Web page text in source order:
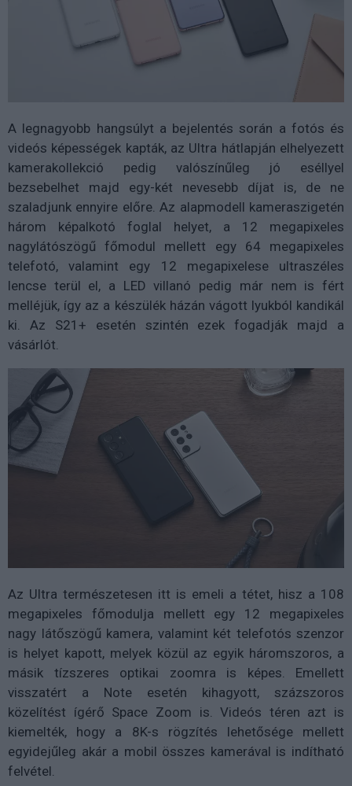
A legnagyobb hangsúlyt a bejelentés során a fotós és
videós képességek kapták, az Ultra hátlapján elhelyezett
kamerakollekció pedig valószínűleg jó eséllyel
bezsebelhet majd egy-két nevesebb díjat is, de ne
szaladjunk ennyire előre. Az alapmodell kameraszigetén
három képalkotó foglal helyet, a 12 megapixeles
nagylátószögű főmodul mellett egy 64 megapixeles
telefotó, valamint egy 12 megapixelese ultraszéles
lencse terül el, a LED villanó pedig már nem is fért
melléjük, így az a készülék házán vágott lyukból kandikál
ki. Az S21+ esetén szintén ezek fogadják majd a
vásárlót.
Az Ultra természetesen itt is emeli a tétet, hisz a 108
megapixeles főmodulja mellett egy 12 megapixeles
nagy látőszögű kamera, valamint két telefotós szenzor
is helyet kapott, melyek közül az egyik háromszoros, a
másik tízszeres optikai zoomra is képes. Emellett
visszatért a Note esetén kihagyott, százszoros
közelítést ígérő Space Zoom is. Videós téren azt is
kiemelték, hogy a 8K-s rögzítés lehetősége mellett
egyidejűleg akár a mobil összes kamerával is indítható
felvétel.